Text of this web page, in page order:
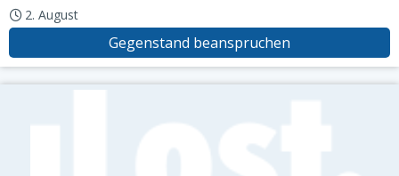
2. August
Gegenstand beanspruchen